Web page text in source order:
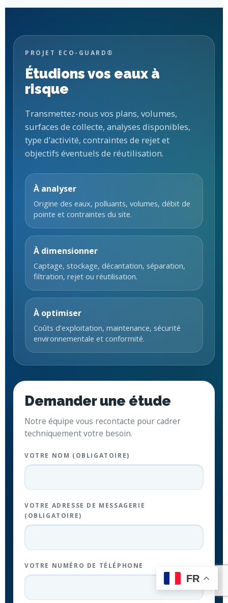
PROJET ECO-GUARD®
Étudions vos eaux à
risque
Transmettez-nous vos plans, volumes,
surfaces de collecte, analyses disponibles,
type d’activité, contraintes de rejet et
objectifs éventuels de réutilisation.
À analyser
Origine des eaux, polluants, volumes, débit de
pointe et contraintes du site.
À dimensionner
Captage, stockage, décantation, séparation,
filtration, rejet ou réutilisation.
À optimiser
Coûts d’exploitation, maintenance, sécurité
environnementale et conformité.
Demander une étude
Notre équipe vous recontacte pour cadrer
techniquement votre besoin.
VOTRE NOM (OBLIGATOIRE)
VOTRE ADRESSE DE MESSAGERIE
(OBLIGATOIRE)
VOTRE NUMÉRO DE TÉLÉPHONE
FR